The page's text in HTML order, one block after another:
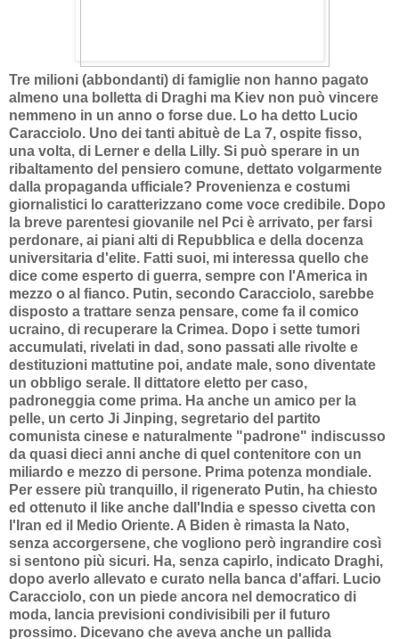
Tre milioni (abbondanti) di famiglie non hanno pagato
almeno una bolletta di Draghi ma Kiev non può vincere
nemmeno in un anno o forse due. Lo ha detto Lucio
Caracciolo. Uno dei tanti abituè de La 7, ospite fisso,
una volta, di Lerner e della Lilly. Si può sperare in un
ribaltamento del pensiero comune, dettato volgarmente
dalla propaganda ufficiale? Provenienza e costumi
giornalistici lo caratterizzano come voce credibile. Dopo
la breve parentesi giovanile nel Pci è arrivato, per farsi
perdonare, ai piani alti di Repubblica e della docenza
universitaria d'elite. Fatti suoi, mi interessa quello che
dice come esperto di guerra, sempre con l'America in
mezzo o al fianco. Putin, secondo Caracciolo, sarebbe
disposto a trattare senza pensare, come fa il comico
ucraino, di recuperare la Crimea. Dopo i sette tumori
accumulati, rivelati in dad, sono passati alle rivolte e
destituzioni mattutine poi, andate male, sono diventate
un obbligo serale. Il dittatore eletto per caso,
padroneggia come prima. Ha anche un amico per la
pelle, un certo Ji Jinping, segretario del partito
comunista cinese e naturalmente "padrone" indiscusso
da quasi dieci anni anche di quel contenitore con un
miliardo e mezzo di persone. Prima potenza mondiale.
Per essere più tranquillo, il rigenerato Putin, ha chiesto
ed ottenuto il like anche dall'India e spesso civetta con
l'Iran ed il Medio Oriente. A Biden è rimasta la Nato,
senza accorgersene, che vogliono però ingrandire così
si sentono più sicuri. Ha, senza capirlo, indicato Draghi,
dopo averlo allevato e curato nella banca d'affari. Lucio
Caracciolo, con un piede ancora nel democratico di
moda, lancia previsioni condivisibili per il futuro
prossimo. Dicevano che aveva anche un pallida